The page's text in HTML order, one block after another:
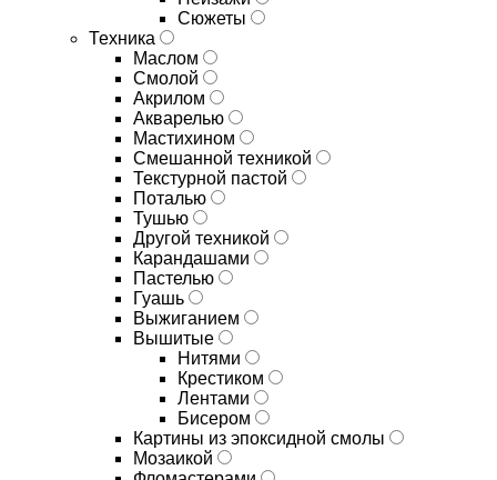
Сюжеты
Техника
Маслом
Смолой
Акрилом
Акварелью
Мастихином
Смешанной техникой
Текстурной пастой
Поталью
Тушью
Другой техникой
Карандашами
Пастелью
Гуашь
Выжиганием
Вышитые
Нитями
Крестиком
Лентами
Бисером
Картины из эпоксидной смолы
Мозаикой